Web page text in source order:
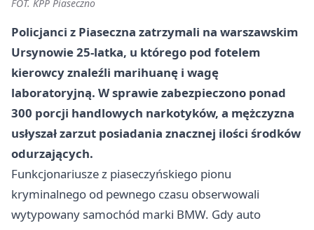
FOT. KPP Piaseczno
Policjanci z Piaseczna zatrzymali na warszawskim
Ursynowie 25-latka, u którego pod fotelem
kierowcy znaleźli marihuanę i wagę
laboratoryjną. W sprawie zabezpieczono ponad
300 porcji handlowych narkotyków, a mężczyzna
usłyszał zarzut posiadania znacznej ilości środków
odurzających.
Funkcjonariusze z piaseczyńskiego pionu
kryminalnego od pewnego czasu obserwowali
wytypowany samochód marki BMW. Gdy auto